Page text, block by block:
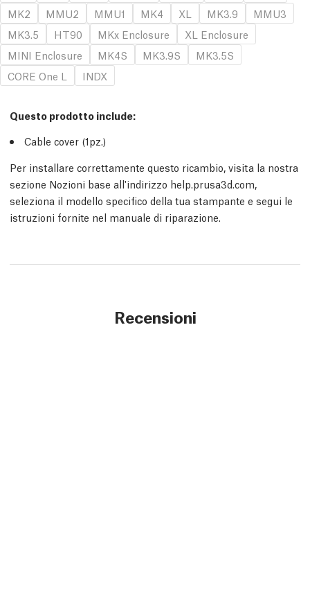
MK2
MMU2 MMU1 MK4 XL MK3.9
MMU3
MK3.5
HT90 MKx Enclosure
XL Enclosure
MINI Enclosure
MK4S MK3.9S
MK3.5S
CORE One L
INDX
Questo prodotto include:
Cable cover (1pz.)
Per installare correttamente questo ricambio, visita la nostra
sezione Nozioni base all'indirizzo help.prusa3d.com,
seleziona il modello specifico della tua stampante e segui le
istruzioni fornite nel manuale di riparazione.
Recensioni